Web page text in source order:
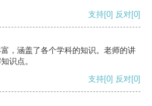
支持[0] 反对[0]
，涵盖了各个学科的知识。老师的讲
识点。
支持[0] 反对[0]